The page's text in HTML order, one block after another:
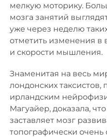
мелкую моторику.
мозга занятий
уже через неделю
отметить изменения в
и скорости мышления.
Знаменитая на весь
лондонских таксистов,
ирландским
Магуайер, доказала,
заставляет мозг
топографически